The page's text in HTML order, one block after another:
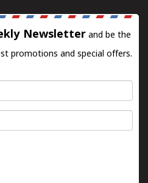
Newsletter and be the
promotions and special offers.